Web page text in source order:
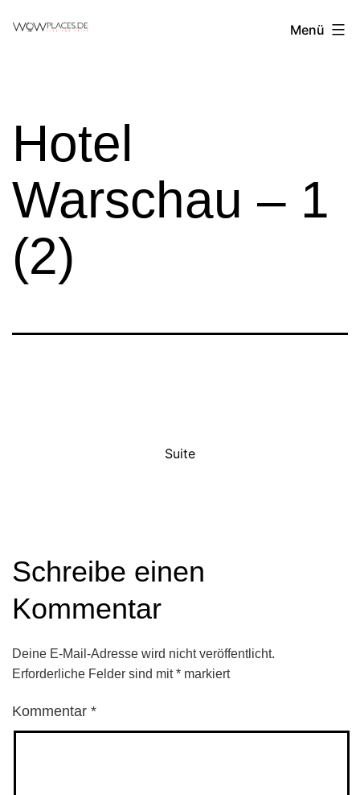
Reiseblog
Menü
Hotel
Warschau – 1
(2)
Suite
Schreibe einen
Kommentar
Deine E-Mail-Adresse wird nicht veröffentlicht.
Erforderliche Felder sind mit* markiert
Kommentar *